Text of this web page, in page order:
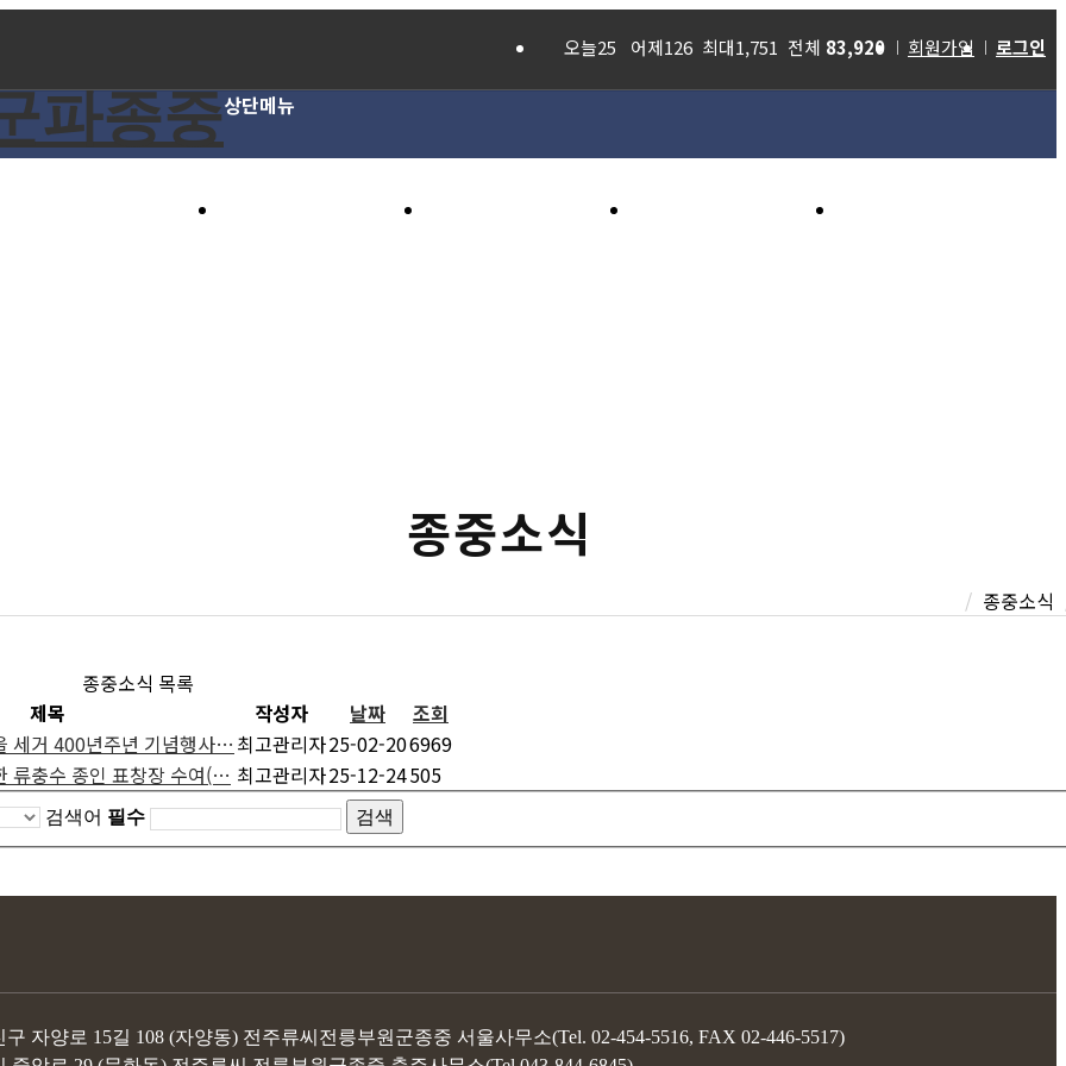
오늘25 어제126 최대1,751 전체 83,920 회원가입 로그인
상단메뉴
종중소식
종중소식
종중소식 목록
제목
작성자 날짜
조회
세거 400년주년 기념행사… 최고관리자25-02-206969
류충수 종인 표창장 수여(… 최고관리자25-12-24505
검색어 필수
구 자양로 15길 108 (자양동) 전주류씨전릉부원군종중 서울사무소(Tel. 02-454-5516, FAX 02-446-5517)